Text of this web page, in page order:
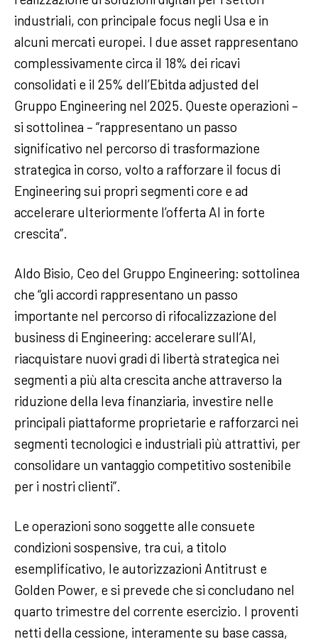
industriali, con principale focus negli Usa e in
alcuni mercati europei. I due asset rappresentano
complessivamente circa il 18% dei ricavi
consolidati e il 25% dell’Ebitda adjusted del
Gruppo Engineering nel 2025. Queste operazioni –
si sottolinea – “rappresentano un passo
significativo nel percorso di trasformazione
strategica in corso, volto a rafforzare il focus di
Engineering sui propri segmenti core e ad
accelerare ulteriormente l’offerta AI in forte
crescita”.
Aldo Bisio, Ceo del Gruppo Engineering: sottolinea
che “gli accordi rappresentano un passo
importante nel percorso di rifocalizzazione del
business di Engineering: accelerare sull’AI,
riacquistare nuovi gradi di libertà strategica nei
segmenti a più alta crescita anche attraverso la
riduzione della leva finanziaria, investire nelle
principali piattaforme proprietarie e rafforzarci nei
segmenti tecnologici e industriali più attrattivi, per
consolidare un vantaggio competitivo sostenibile
per i nostri clienti”.
Le operazioni sono soggette alle consuete
condizioni sospensive, tra cui, a titolo
esemplificativo, le autorizzazioni Antitrust e
Golden Power, e si prevede che si concludano nel
quarto trimestre del corrente esercizio. I proventi
netti della cessione, interamente su base cassa,